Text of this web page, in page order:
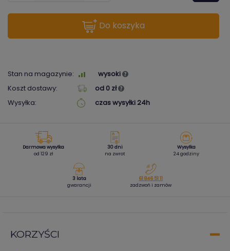
do koszyka
Stan na magazynie:
wysoki
Koszt dostawy:
od 0 zł
Wysyłka:
czas wysyłki 24h
Darmowa wysyłka
od 129 zł
30 dni
na zwrot
Wysyłka
24 godziny
3 lata
gwarancji
61 846 51 11
zadzwoń i zamów
KORZYŚCI